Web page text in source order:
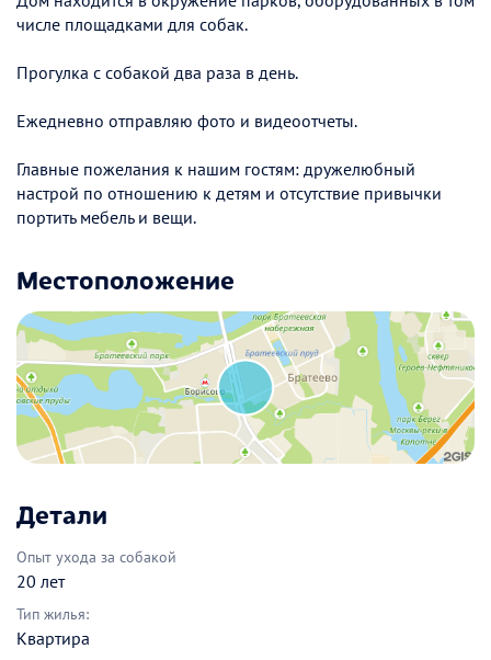
числе площадками для собак.
Прогулка с собакой два раза в день.
Ежедневно отправляю фото и видеоотчеты.
Главные пожелания к нашим гостям: дружелюбный
настрой по отношению к детям и отсутствие привычки
портить мебель и вещи.
Местоположение
Детали
Опыт ухода за собакой
20 лет
Тип жилья:
Квартира